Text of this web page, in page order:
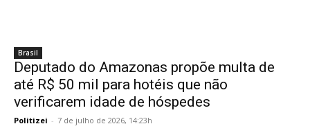
Brasil
Deputado do Amazonas propõe multa de
até R$ 50 mil para hotéis que não
verificarem idade de hóspedes
Politizei - 7 de julho de 2026, 14:23h